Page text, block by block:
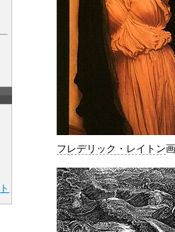
フレデリック・レイトン